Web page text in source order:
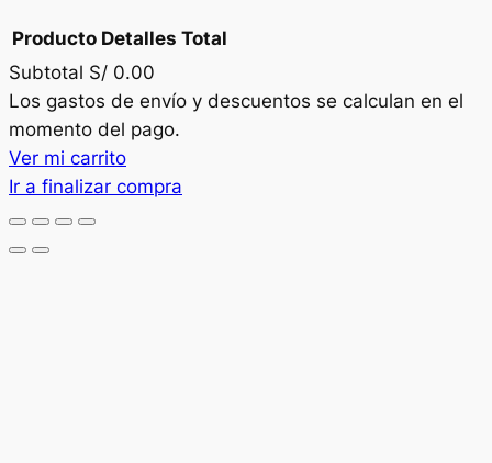
Productos
del
carrito
Producto Detalles Total
Subtotal S/ 0.00
Los gastos de envío y descuentos se calculan en el
momento del pago.
Ver mi carrito
Ir a finalizar compra